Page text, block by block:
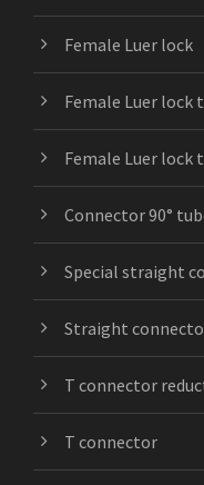
Female Luer lock
Female Luer lock
Female Luer lock
Connector 90°
Special straight
Straight
T connector
T connector